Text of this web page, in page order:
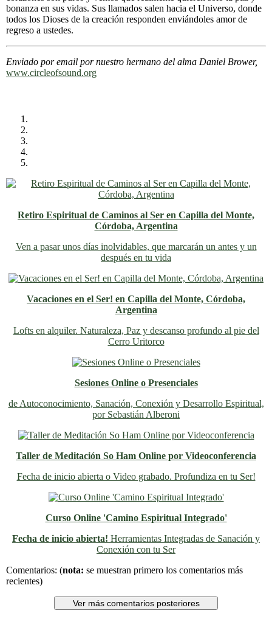
bonanza en sus vidas. Sus llamados salen hacia el Universo, donde
todos los Dioses de la creación responden enviándoles amor de
regreso a ustedes.
Enviado por email por nuestro hermano del alma Daniel Brower,
www.circleofsound.org
Retiro Espiritual de Caminos al Ser en Capilla del Monte,
Córdoba, Argentina
Ven a pasar unos días inolvidables, que marcarán un antes y un
después en tu vida
Vacaciones en el Ser! en Capilla del Monte, Córdoba,
Argentina
Lofts en alquiler. Naturaleza, Paz y descanso profundo al pie del
Cerro Uritorco
Sesiones Online o Presenciales
de Autoconocimiento, Sanación, Conexión y Desarrollo Espiritual,
por Sebastián Alberoni
Taller de Meditación So Ham Online por Videoconferencia
Fecha de inicio abierta o Video grabado. Profundiza en tu Ser!
Curso Online 'Camino Espiritual Integrado'
Fecha de inicio abierta! Herramientas Integradas de Sanación y
Conexión con tu Ser
Previo
Siguiente
Comentarios: (nota: se muestran primero los comentarios más
recientes)